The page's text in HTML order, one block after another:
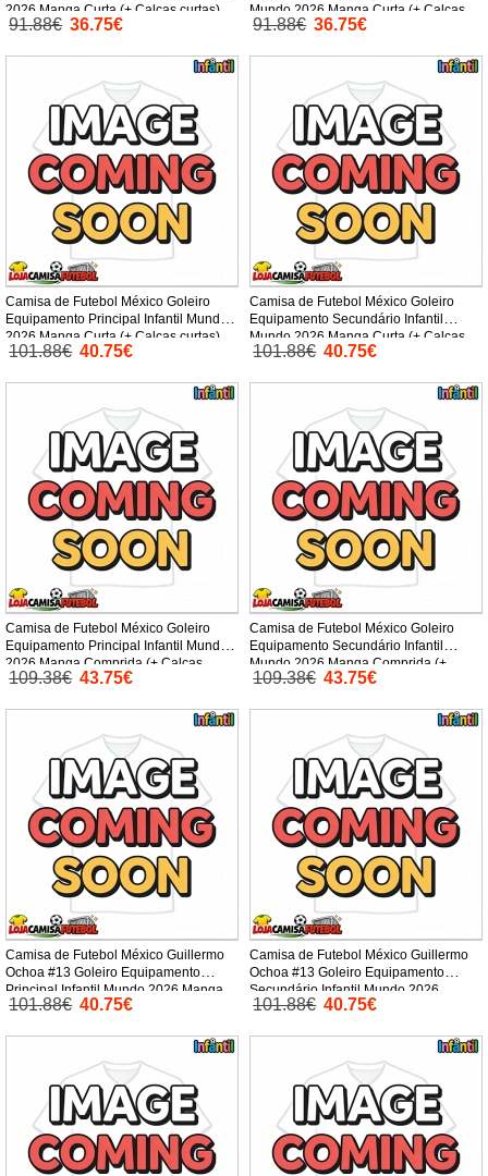
2026 Manga Curta (+ Calças curtas)
91.88€ 36.75€
Mundo 2026 Manga Curta (+ Calças
curtas)
91.88€ 36.75€
Camisa de Futebol México Goleiro
Equipamento Principal Infantil Mundo
2026 Manga Curta (+ Calças curtas)
101.88€ 40.75€
Camisa de Futebol México Goleiro
Equipamento Secundário Infantil
Mundo 2026 Manga Curta (+ Calças
curtas)
101.88€ 40.75€
Camisa de Futebol México Goleiro
Equipamento Principal Infantil Mundo
2026 Manga Comprida (+ Calças
curtas)
109.38€ 43.75€
Camisa de Futebol México Goleiro
Equipamento Secundário Infantil
Mundo 2026 Manga Comprida (+
Calças curtas)
109.38€ 43.75€
Camisa de Futebol México Guillermo
Ochoa #13 Goleiro Equipamento
Principal Infantil Mundo 2026 Manga
Curta (+ Calças curtas)
101.88€ 40.75€
Camisa de Futebol México Guillermo
Ochoa #13 Goleiro Equipamento
Secundário Infantil Mundo 2026
Manga Curta (+ Calças curtas)
101.88€ 40.75€